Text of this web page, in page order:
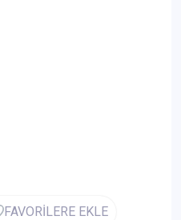
FAVORİLERE EKLE